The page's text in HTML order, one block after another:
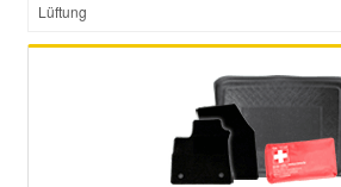
Lüftung